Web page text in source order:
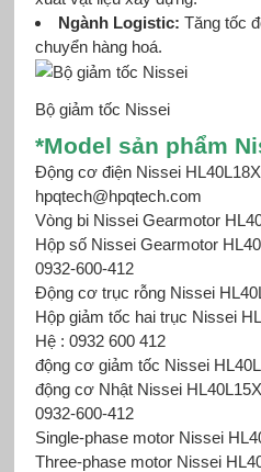
Ngành Logistic: Tăng tốc
chuyển hàng hoá.
Bộ giảm tốc Nissei
*Model sản phẩm
Động cơ điện Nissei
hpqtech@hpqtech.com
Vòng bi Nissei Gearmotor
Hộp số Nissei Gearmotor
0932-600-412
Động cơ trục rỗng Nissei
Hộp giảm tốc hai trục Nissei
Hệ : 0932 600 412
động cơ giảm tốc Nissei
động cơ Nhật Nissei
0932-600-412
Single-phase motor Nissei
Three-phase motor Nissei